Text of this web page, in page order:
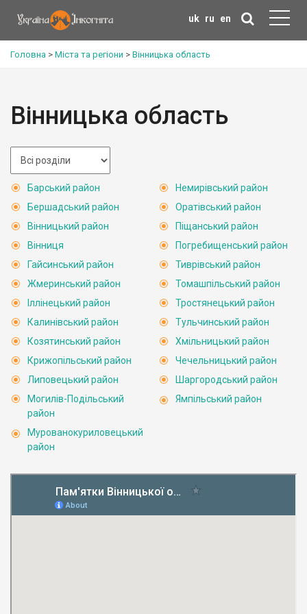
uk ru en
Головна > Міста та регіони > Вінницька область
Вінницька область
Барський район
Бершадський район
Вінницький район
Вінниця
Гайсинський район
Жмеринський район
Іллінецький район
Калинівський район
Козятинський район
Крижопільський район
Липовецький район
Могилів-Подільський
район
Мурованокуриловецький
район
Немирівський район
Оратівський район
Піщанський район
Погребищенський район
Тиврівський район
Томашпільський район
Тростянецький район
Тульчинський район
Хмільницький район
Чечельницький район
Шаргородський район
Ямпільський район